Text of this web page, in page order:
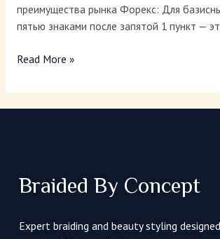
преимущества рынка Форекс: Для
пятью знаками после запятой 1 пункт —
Read More »
Braided By Concept
Expert braiding and beauty styling